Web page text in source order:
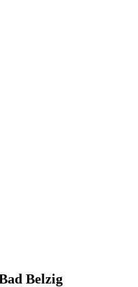
Belzig